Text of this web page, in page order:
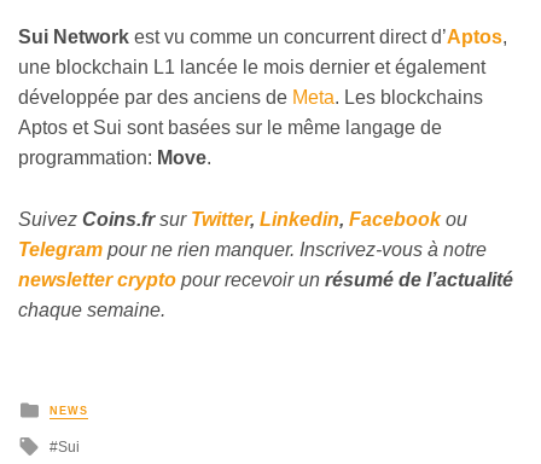
Sui Network est vu comme un concurrent direct d’Aptos,
une blockchain L1 lancée le mois dernier et également
développée par des anciens de Meta. Les blockchains
Aptos et Sui sont basées sur le même langage de
programmation: Move.
Suivez Coins.frsur Twitter, Linkedin, Facebookou
Telegram pour ne rien manquer. Inscrivez-vous à notre
newsletter crypto pour recevoir un résumé de l’actualité
chaque semaine.
NEWS
Sui